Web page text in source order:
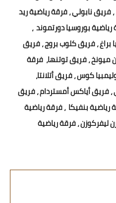
نابولي ، فرقة رياضية ريد
بوروسيا دورتموند ،
براغ ، فريق كلوب بروج ، فريق
ميونخ ، فريق توتنها، فرقة
كوس ، فريق أتلانتا،
فريق أياكس أمستردام ، فريق
رياضية بنفيكا ، فرقة رياضية
ليفركوزن ، فرقة رياضية